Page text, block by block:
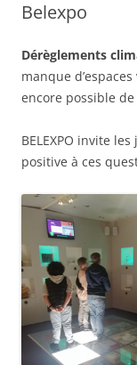
Belexpo
Dérèglements
manque
encore possible
BELEXPO invite
positive à ces